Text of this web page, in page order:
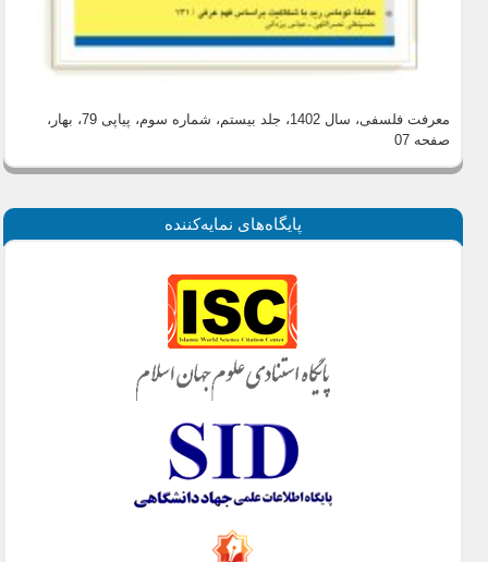
معرفت فلسفی، سال 1402، جلد بیستم، شماره سوم، پیاپی 79، بهار
،
صفحه 07
پايگاه‌های نمايه‌كننده